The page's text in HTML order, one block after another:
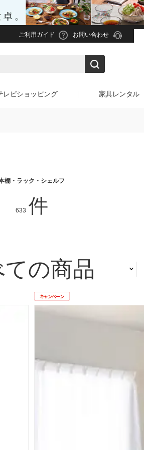
ご利用ガイド お問い合わせ
レビショッピング 家具レンタル
棚・ラック・シェルフ
633 件
の商品